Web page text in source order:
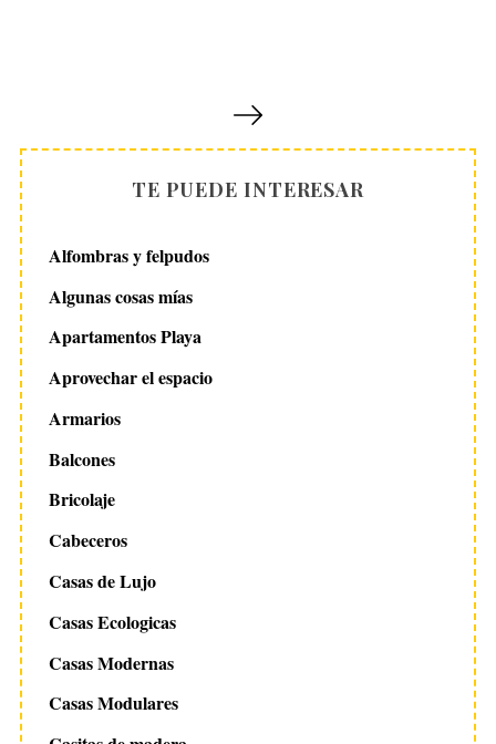
g
i
n
a
c
i
ó
n
d
e
e
n
t
r
a
d
a
s
TE PUEDE INTERESAR
Alfombras y felpudos
Algunas cosas mías
Apartamentos Playa
Aprovechar el espacio
Armarios
Balcones
Bricolaje
Cabeceros
Casas de Lujo
Casas Ecologicas
Casas Modernas
Casas Modulares
e
r
c
f
r
: